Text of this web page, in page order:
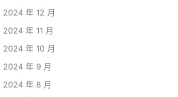
2024 年 12 月
2024 年 11 月
2024 年 10 月
2024 年 9 月
2024 年 8 月